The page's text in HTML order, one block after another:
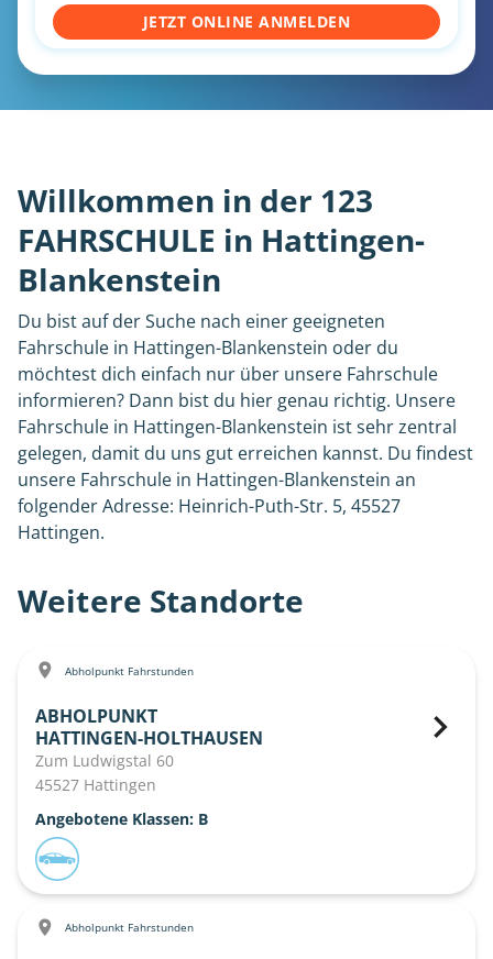
JETZT ONLINE ANMELDEN
Willkommen in der 123
FAHRSCHULE in Hattingen-
Blankenstein
Du bist auf der Suche nach einer geeigneten
Fahrschule in Hattingen-Blankenstein oder du
möchtest dich einfach nur über unsere Fahrschule
informieren? Dann bist du hier genau richtig. Unsere
Fahrschule in Hattingen-Blankenstein ist sehr zentral
gelegen, damit du uns gut erreichen kannst. Du findest
unsere Fahrschule in Hattingen-Blankenstein an
folgender Adresse: Heinrich-Puth-Str. 5, 45527
Hattingen.
Weitere Standorte
Abholpunkt Fahrstunden
ABHOLPUNKT
HATTINGEN-HOLTHAUSEN
Zum Ludwigstal 60
45527 Hattingen
Angebotene Klassen: B
Abholpunkt Fahrstunden